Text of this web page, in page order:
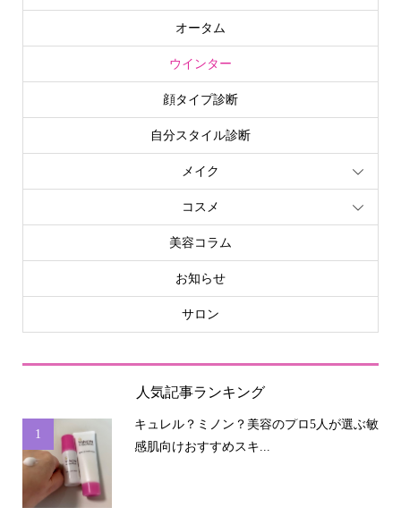
オータム
ウインター
顔タイプ診断
自分スタイル診断
メイク
コスメ
美容コラム
お知らせ
サロン
人気記事ランキング
1
キュレル？ミノン？美容のプロ5人が選ぶ敏
感肌向けおすすめスキ...